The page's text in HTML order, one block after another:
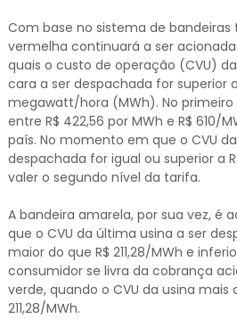
Com base no sistema de bandeiras
vermelha continuará a ser
quais o custo de operação (CVU)
cara a ser despachada for superior
megawatt/hora (MWh). No
entre R$ 422,56 por MWh e R$ 610/
país. No momento em que o CVU
despachada for igual ou superior a
valer o segundo nível da tarifa.
A bandeira amarela, por sua vez, é
que o CVU da última usina a ser
maior do que R$ 211,28/MWh e
consumidor se livra da cobrança
verde, quando o CVU da usina mais
211,28/MWh.